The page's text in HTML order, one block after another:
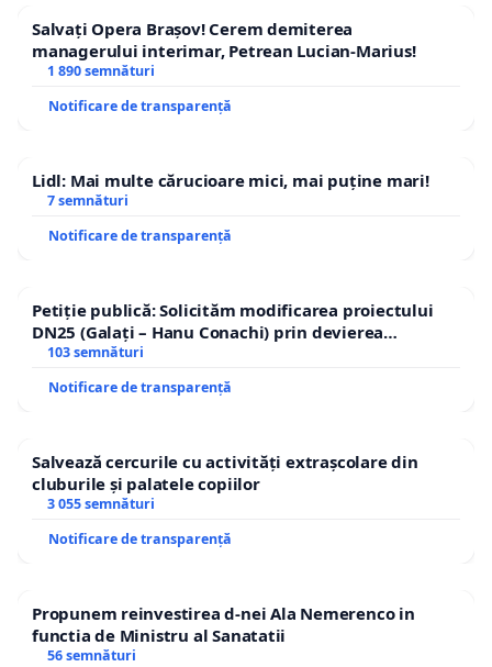
Salvați Opera Brașov! Cerem demiterea
managerului interimar, Petrean Lucian-Marius!
1 890 semnături
Notificare de transparență
Lidl: Mai multe cărucioare mici, mai puține mari!
7 semnături
Notificare de transparență
Petiție publică: Solicităm modificarea proiectului
DN25 (Galați – Hanu Conachi) prin devierea
traseului în afara localităților!
103 semnături
Notificare de transparență
Salvează cercurile cu activități extrașcolare din
cluburile și palatele copiilor
3 055 semnături
Notificare de transparență
Propunem reinvestirea d-nei Ala Nemerenco in
functia de Ministru al Sanatatii
56 semnături